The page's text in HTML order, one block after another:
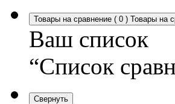
Товары на сравнение ( 0 ) Товары на
Ваш список
“Список
Свернуть